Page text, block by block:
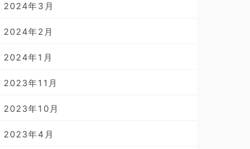
2024年3月
2024年2月
2024年1月
2023年11月
2023年10月
2023年4月